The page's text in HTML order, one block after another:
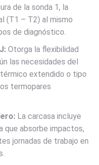
de la sonda 1, la
(T1 – T2) al mismo
de diagnóstico.
Otorga la flexibilidad
las necesidades del
extendido o tipo
termopares
La carcasa incluye
que absorbe impactos,
jornadas de trabajo en